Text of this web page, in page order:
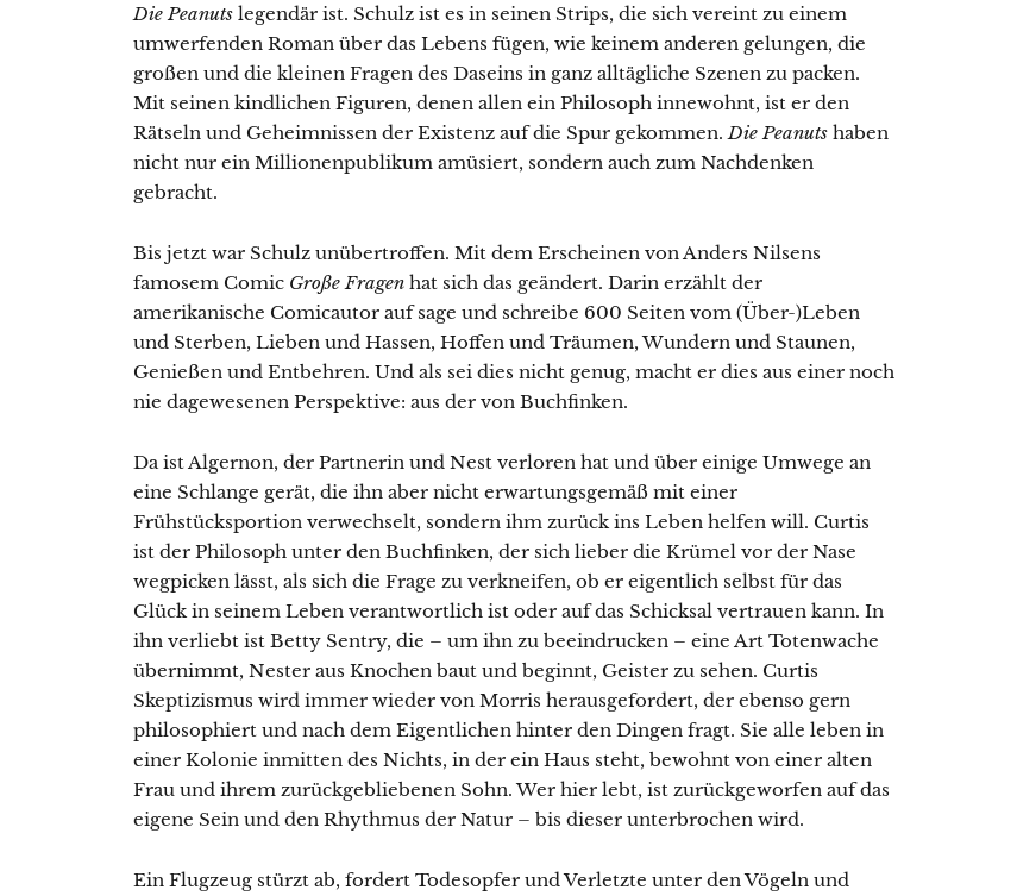
Die Peanuts legendär ist. Schulz ist es in seinen Strips, die sich vereint zu einem
umwerfenden Roman über das Lebens fügen, wie keinem anderen gelungen, die
großen und die kleinen Fragen des Daseins in ganz alltägliche Szenen zu packen.
Mit seinen kindlichen Figuren, denen allen ein Philosoph innewohnt, ist er den
Rätseln und Geheimnissen der Existenz auf die Spur gekommen.Die Peanuts haben
nicht nur ein Millionenpublikum amüsiert, sondern auch zum Nachdenken
gebracht.
Bis jetzt war Schulz unübertroffen. Mit dem Erscheinen von Anders Nilsens
famosem Comic Große Fragen hat sich das geändert. Darin erzählt der
amerikanische Comicautor auf sage und schreibe 600 Seiten vom (Über-)Leben
und Sterben, Lieben und Hassen, Hoffen und Träumen, Wundern und Staunen,
Genießen und Entbehren. Und als sei dies nicht genug, macht er dies aus einer noch
nie dagewesenen Perspektive: aus der von Buchfinken.
Da ist Algernon, der Partnerin und Nest verloren hat und über einige Umwege an
eine Schlange gerät, die ihn aber nicht erwartungsgemäß mit einer
Frühstücksportion verwechselt, sondern ihm zurück ins Leben helfen will. Curtis
ist der Philosoph unter den Buchfinken, der sich lieber die Krümel vor der Nase
wegpicken lässt, als sich die Frage zu verkneifen, ob er eigentlich selbst für das
Glück in seinem Leben verantwortlich ist oder auf das Schicksal vertrauen kann. In
ihn verliebt ist Betty Sentry, die – um ihn zu beeindrucken – eine Art Totenwache
übernimmt, Nester aus Knochen baut und beginnt, Geister zu sehen. Curtis
Skeptizismus wird immer wieder von Morris herausgefordert, der ebenso gern
philosophiert und nach dem Eigentlichen hinter den Dingen fragt. Sie alle leben in
einer Kolonie inmitten des Nichts, in der ein Haus steht, bewohnt von einer alten
Frau und ihrem zurückgebliebenen Sohn. Wer hier lebt, ist zurückgeworfen auf das
eigene Sein und den Rhythmus der Natur – bis dieser unterbrochen wird.
Ein Flugzeug stürzt ab, fordert Todesopfer und Verletzte unter den Vögeln und